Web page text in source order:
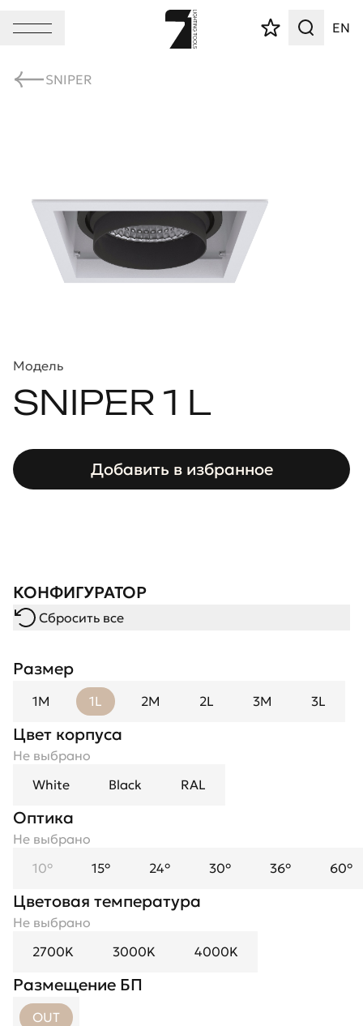
EN
SNIPER
Модель
SNIPER 1 L
Добавить в избранное
КОНФИГУРАТОР
Сбросить все
Размер
1M 1L 2M 2L 3M 3L
Цвет корпуса
Не выбрано
White
Black RAL
Оптика
Не выбрано
10°
15° 24° 30° 36° 60°
Цветовая температура
Не выбрано
2700K
3000K 4000K
Размещение БП
OUT